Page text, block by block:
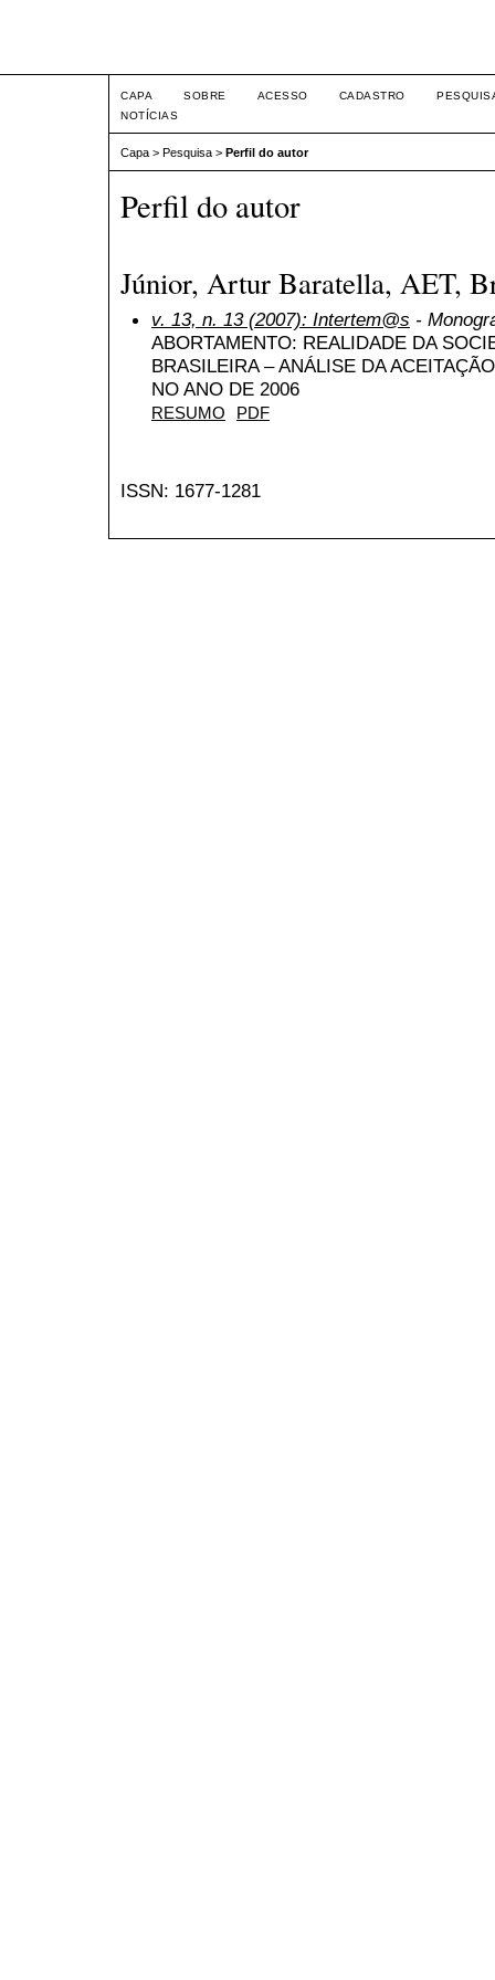
CAPA SOBRE ACESSO CADASTRO
NOTÍCIAS
Capa > Pesquisa > Perfil do autor
Perfil do autor
Júnior, Artur Baratella, AET,
v. 13, n. 13 (2007): Intertem@s -
ABORTAMENTO: REALIDADE DA
BRASILEIRA – ANÁLISE DA
NO ANO DE 2006
RESUMO PDF
ISSN: 1677-1281